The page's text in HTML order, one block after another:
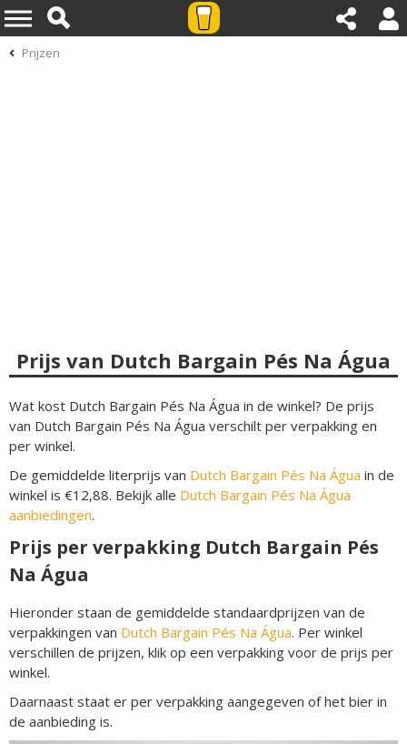
Prijzen
Prijs van Dutch Bargain Pés Na Água
Wat kost Dutch Bargain Pés Na Água in de winkel? De prijs
van Dutch Bargain Pés Na Água verschilt per verpakking en
per winkel.
De gemiddelde literprijs van Dutch Bargain Pés Na Água in de
winkel is €12,88. Bekijk alle Dutch Bargain Pés Na Água
aanbiedingen.
Prijs per verpakking Dutch Bargain Pés
Na Água
Hieronder staan de gemiddelde standaardprijzen van de
verpakkingen van Dutch Bargain Pés Na Água. Per winkel
verschillen de prijzen, klik op een verpakking voor de prijs per
winkel.
Daarnaast staat er per verpakking aangegeven of het bier in
de aanbieding is.